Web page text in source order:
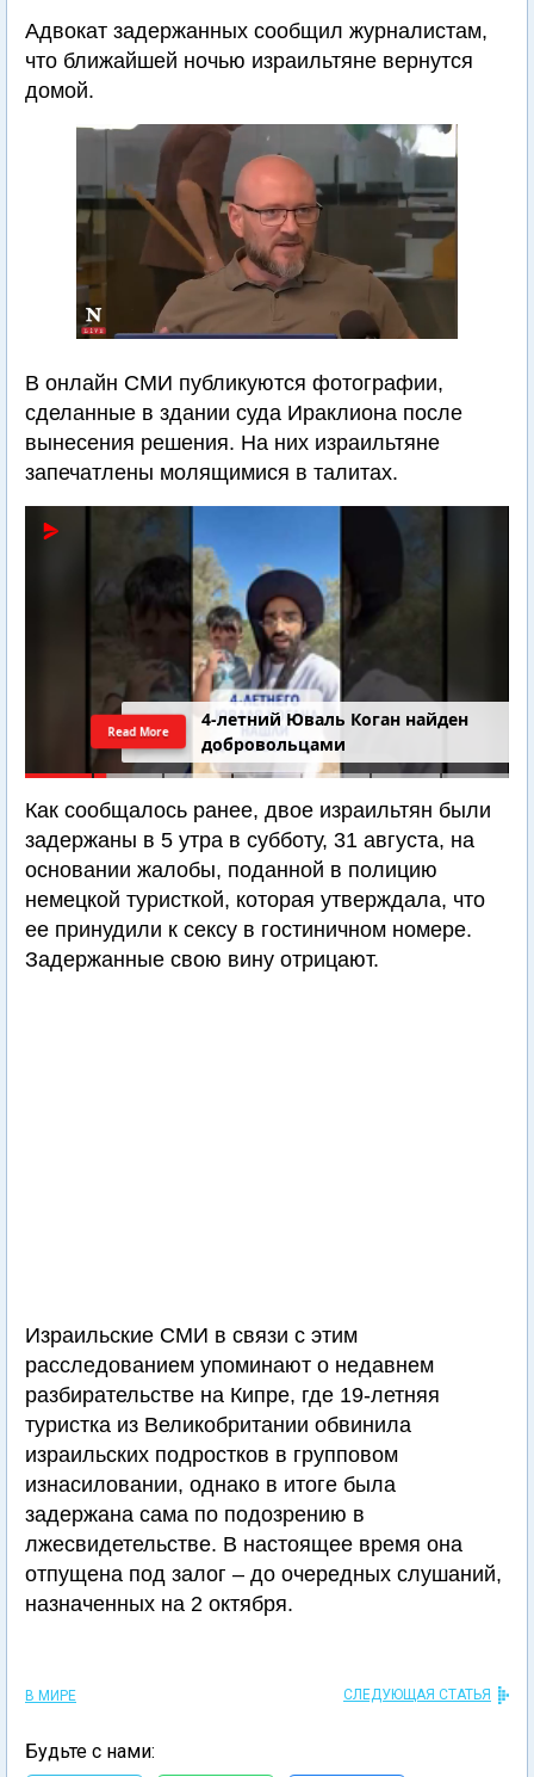
Адвокат задержанных сообщил журналистам,
что ближайшей ночью израильтяне вернутся
домой.
В онлайн СМИ публикуются фотографии,
сделанные в здании суда Ираклиона после
вынесения решения. На них израильтяне
запечатлены молящимися в талитах.
4-летний Юваль Коган найден
добровольцами
Read More
Как сообщалось ранее, двое израильтян были
задержаны в 5 утра в субботу, 31 августа, на
основании жалобы, поданной в полицию
немецкой туристкой, которая утверждала, что
ее принудили к сексу в гостиничном номере.
Задержанные свою вину отрицают.
Израильские СМИ в связи с этим
расследованием упоминают о недавнем
разбирательстве на Кипре, где 19-летняя
туристка из Великобритании обвинила
израильских подростков в групповом
изнасиловании, однако в итоге была
задержана сама по подозрению в
лжесвидетельстве. В настоящее время она
отпущена под залог – до очередных слушаний,
назначенных на 2 октября.
В МИРЕ СЛЕДУЮЩАЯ СТАТЬЯ
Будьте с нами: